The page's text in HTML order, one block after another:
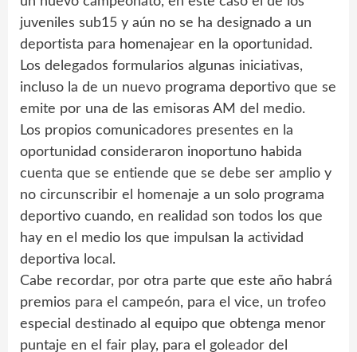
juveniles sub15 y aún no se ha designado a un
deportista para homenajear en la oportunidad.
Los delegados formularios algunas iniciativas,
incluso la de un nuevo programa deportivo que se
emite por una de las emisoras AM del medio.
Los propios comunicadores presentes en la
oportunidad consideraron inoportuno habida
cuenta que se entiende que se debe ser amplio y
no circunscribir el homenaje a un solo programa
deportivo cuando, en realidad son todos los que
hay en el medio los que impulsan la actividad
deportiva local.
Cabe recordar, por otra parte que este año habrá
premios para el campeón, para el vice, un trofeo
especial destinado al equipo que obtenga menor
puntaje en el fair play, para el goleador del